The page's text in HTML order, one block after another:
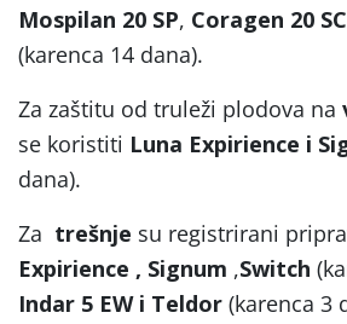
Mospilan 20 SP, Coragen 20
(karenca 14 dana).
Za zaštitu od truleži plodova na
se koristiti Luna Expirience i
dana).
Za trešnje su registrirani
Expirience , Signum ,Switch
Indar 5 EW i Teldor (karenca 3